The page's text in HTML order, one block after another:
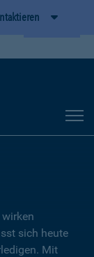
sich heute
Mit